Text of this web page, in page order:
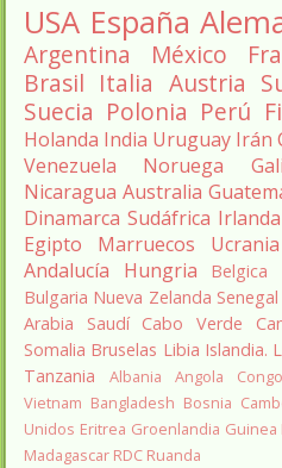
USA España
Argentina México
Brasil Italia Austria
Suecia Polonia Perú
Holanda India Uruguay Irán
Venezuela
Noruega
Nicaragua Australia
Dinamarca Sudáfrica Irlanda
Egipto
Marruecos Ucrania
Andalucía
Hungria Belgica
Bulgaria Nueva Zelanda Senegal
Arabia Saudí Cabo Verde
Somalia Bruselas Libia Islandia.
Tanzania
Albania Angola Congo
Vietnam Bangladesh Bosnia
Unidos Eritrea Groenlandia Guinea
Madagascar RDC Ruanda